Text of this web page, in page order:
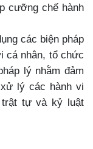
cưỡng chế hành
các biện pháp
cá nhân, tổ chức
lý nhằm đảm
lý các hành vi
trật tự và kỷ luật